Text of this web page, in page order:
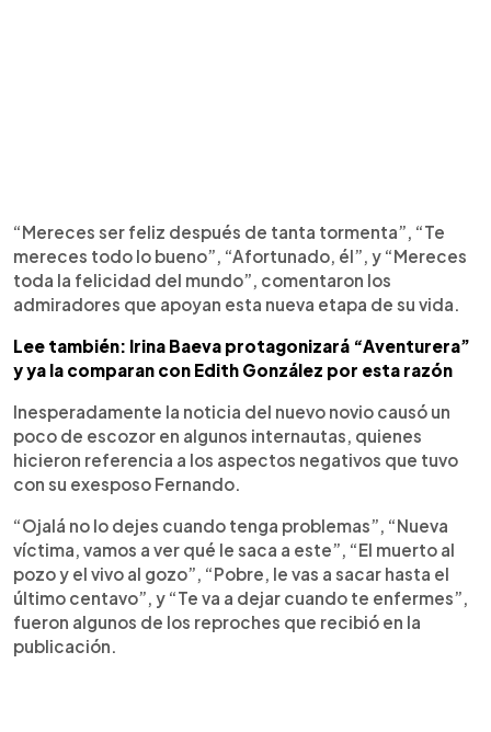
“Mereces ser feliz después de tanta tormenta”, “Te
mereces todo lo bueno”, “Afortunado, él”, y “Mereces
toda la felicidad del mundo”, comentaron los
admiradores que apoyan esta nueva etapa de su vida.
Lee también: Irina Baeva protagonizará “Aventurera”
y ya la comparan con Edith González por esta razón
Inesperadamente la noticia del nuevo novio causó un
poco de escozor en algunos internautas, quienes
hicieron referencia a los aspectos negativos que tuvo
con su exesposo Fernando.
“Ojalá no lo dejes cuando tenga problemas”, “Nueva
víctima, vamos a ver qué le saca a este”, “El muerto al
pozo y el vivo al gozo”, “Pobre, le vas a sacar hasta el
último centavo”, y “Te va a dejar cuando te enfermes”,
fueron algunos de los reproches que recibió en la
publicación.